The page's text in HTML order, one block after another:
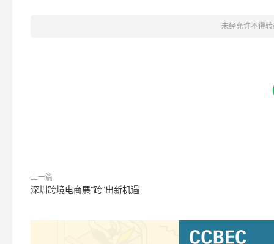
未经允许不得
上一篇
深圳跨境电商展“跨”出新机遇